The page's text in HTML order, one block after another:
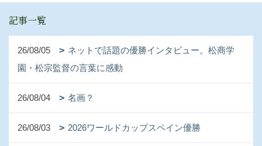
記事一覧
26/08/05
ネットで話題の優勝インタビュー。松商学
園・松宗監督の言葉に感動
26/08/04 名画？
26/08/03 2026ワールドカップスペイン優勝